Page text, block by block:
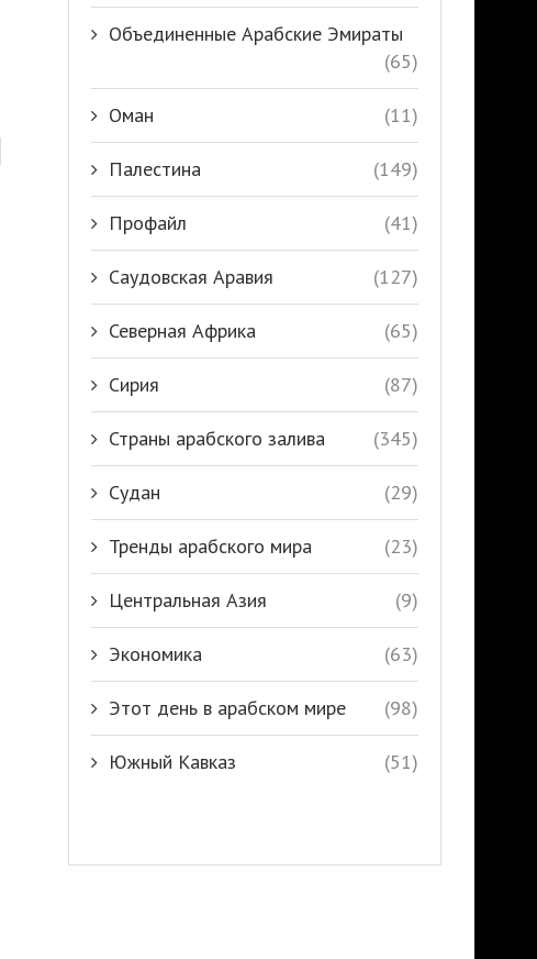
Объединенные Арабские Эмираты
(65)
Оман (11)
Палестина (149)
Профайл (41)
Саудовская Аравия (127)
Северная Африка (65)
Сирия (87)
Страны арабского залива (345)
Судан (29)
Тренды арабского мира (23)
Центральная Азия (9)
Экономика (63)
Этот день в арабском мире (98)
Южный Кавказ (51)